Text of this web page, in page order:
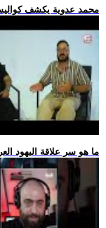
.. محمد عدوية يكشف
.. ما هو سر علاقة اليهود